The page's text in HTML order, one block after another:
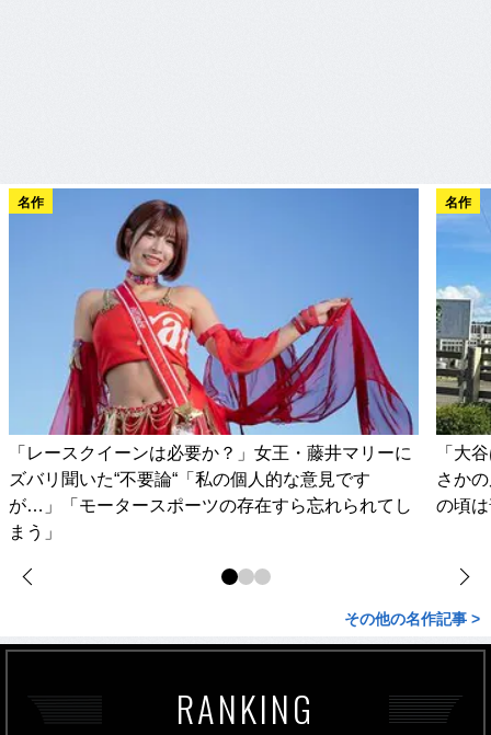
名作
「レースクイーンは必要か？」女王・藤井マリーに
ズバリ聞いた“不要論“「私の個人的な意見です
が…」「モータースポーツの存在すら忘れられてし
まう」
名作
「大
さか
の頃
その他の名作記事 >
RANKING